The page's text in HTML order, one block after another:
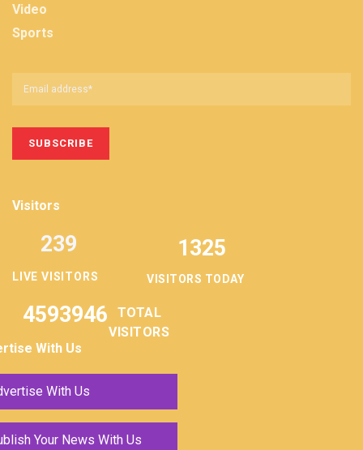
Video
Sports
Visitors
LIVE VISITORS
239 1325
VISITORS TODAY
4593946
TOTAL
VISITORS
With Us
With Us
Your News With Us